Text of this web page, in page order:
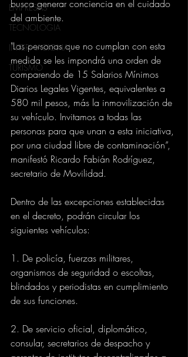
EMPRESAS
TECNOLOGIA
INTERNACIONAL
TURISMO
busca generar conciencia en el cuidado
del ambiente.
"Las personas que no cumplan con esta
medida se les impondrá una orden de
comparendo de 15 Salarios Mínimos
Diarios Legales Vigentes, equivalentes a
580 mil pesos, más la inmovilización de
su vehículo. Invitamos a todas las
personas para que unan a esta iniciativa,
por una ciudad libre de contaminación”,
manifestó Ricardo Fabián Rodríguez,
secretario de Movilidad.
Dentro de las excepciones establecidas
en el decreto, podrán circular los
siguientes vehículos:
1. De policía, fuerzas militares,
organismos de seguridad o escoltas,
blindados y periodistas en cumplimiento
de sus funciones.
2. De servicio oficial, diplomático,
consular, secretarios de despacho y